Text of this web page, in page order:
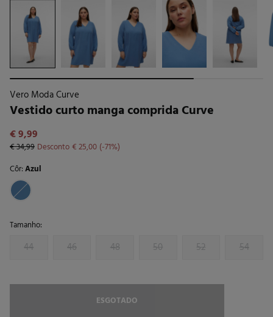
Vero Moda Curve
Vestido curto manga comprida Curve
€ 9,99
€ 34,99 Desconto€ 25,00
71
Côr:Azul
Tamanho:
44 46 48 50 52 54
ESGOTADO